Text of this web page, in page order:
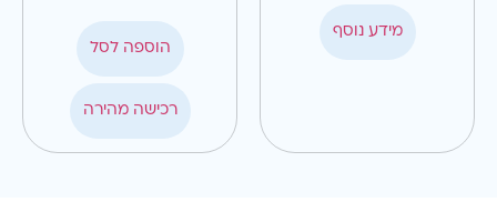
מידע נוסף
הוספה לסל
רכישה מהירה